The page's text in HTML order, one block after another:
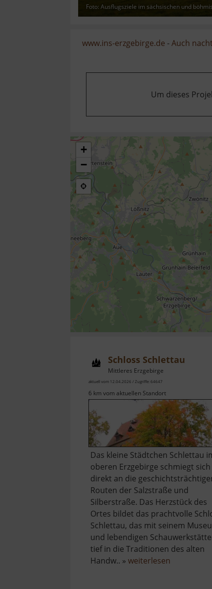
Foto: Ausflugsziele im sächsischen und
www.ins-erzgebirge.de -Auch
Um dieses
+
−
Schloss Schlettau
Mittleres Erzgebirge
aktuell vom 12.04.2026 / Zugriffe: 64647
6 km vom aktuellen Standort
Das kleine Städtchen Schlettau
oberen Erzgebirge schmiegt sich
direkt an die
Routen der Salzstraße und
Silberstraße. Das Herzstück des
Ortes bildet das prachtvolle
Schlettau, das mit seinem
und lebendigen
tief in die Traditionen des alten
Handw.. » weiterlesen